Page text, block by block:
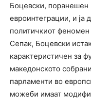
Боцевски,
евроинтеграции, и ја
политичкиот феномен
Сепак, Боцевски
карактеристичен за
македонското
парламенти во
можеби имаат